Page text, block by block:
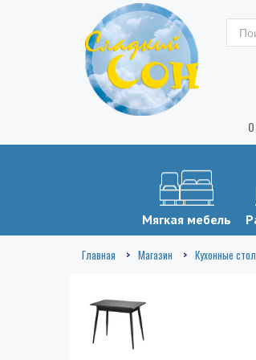
Мягкая мебель
Главная Магазин Кухонные